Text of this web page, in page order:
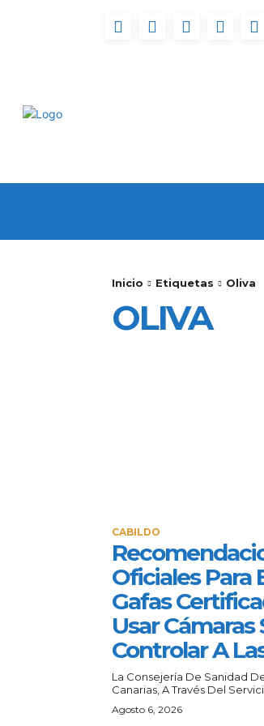
Inicio Etiquetas Oliva
OLIVA
CABILDO
Oficiales Para
Gafas
Usar Cámaras
Controlar A
La Consejería De Sanidad
Canarias, A Través Del
Agosto 6, 2026